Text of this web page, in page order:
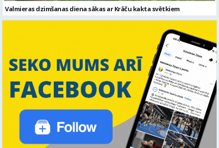
Valmieras dzimšanas diena sākas ar Krāču kakta svētkiem